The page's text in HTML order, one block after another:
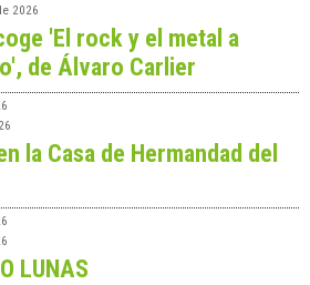
2026
'El rock y el metal a
de Álvaro Carlier
la Casa de Hermandad del
LUNAS